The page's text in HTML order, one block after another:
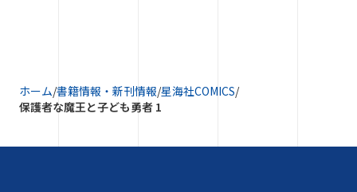
ホーム/書籍情報・新刊情報/星海社COMICS/
保護者な魔王と子ども勇者 1